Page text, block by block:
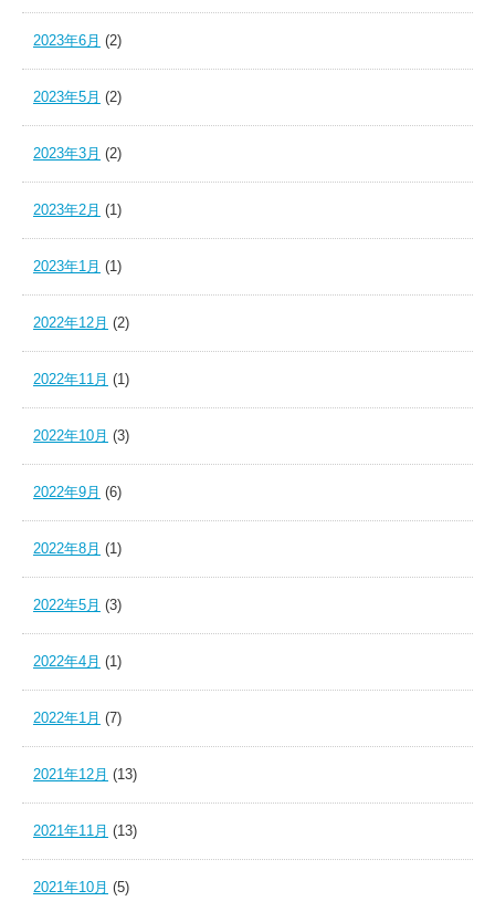
2023年6月 (2)
2023年5月 (2)
2023年3月 (2)
2023年2月 (1)
2023年1月 (1)
2022年12月 (2)
2022年11月 (1)
2022年10月 (3)
2022年9月 (6)
2022年8月 (1)
2022年5月 (3)
2022年4月 (1)
2022年1月 (7)
2021年12月 (13)
2021年11月 (13)
2021年10月 (5)